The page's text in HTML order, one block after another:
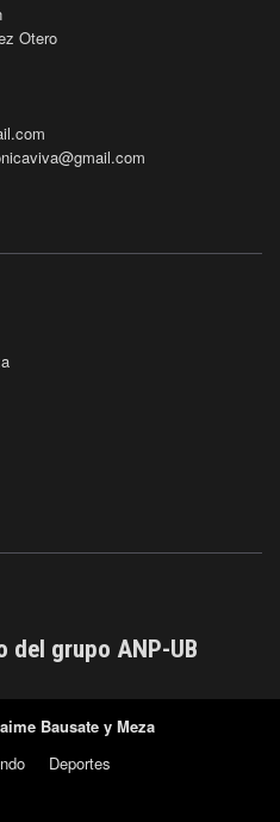
Otero
del grupo ANP-UB
Bausate y Meza
Deportes